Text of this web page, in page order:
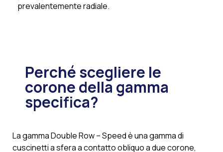
prevalentemente radiale.
Perché scegliere le
corone della gamma
specifica?
La gamma Double Row – Speed è una gamma di
cuscinetti a sfera a contatto obliquo a due corone,